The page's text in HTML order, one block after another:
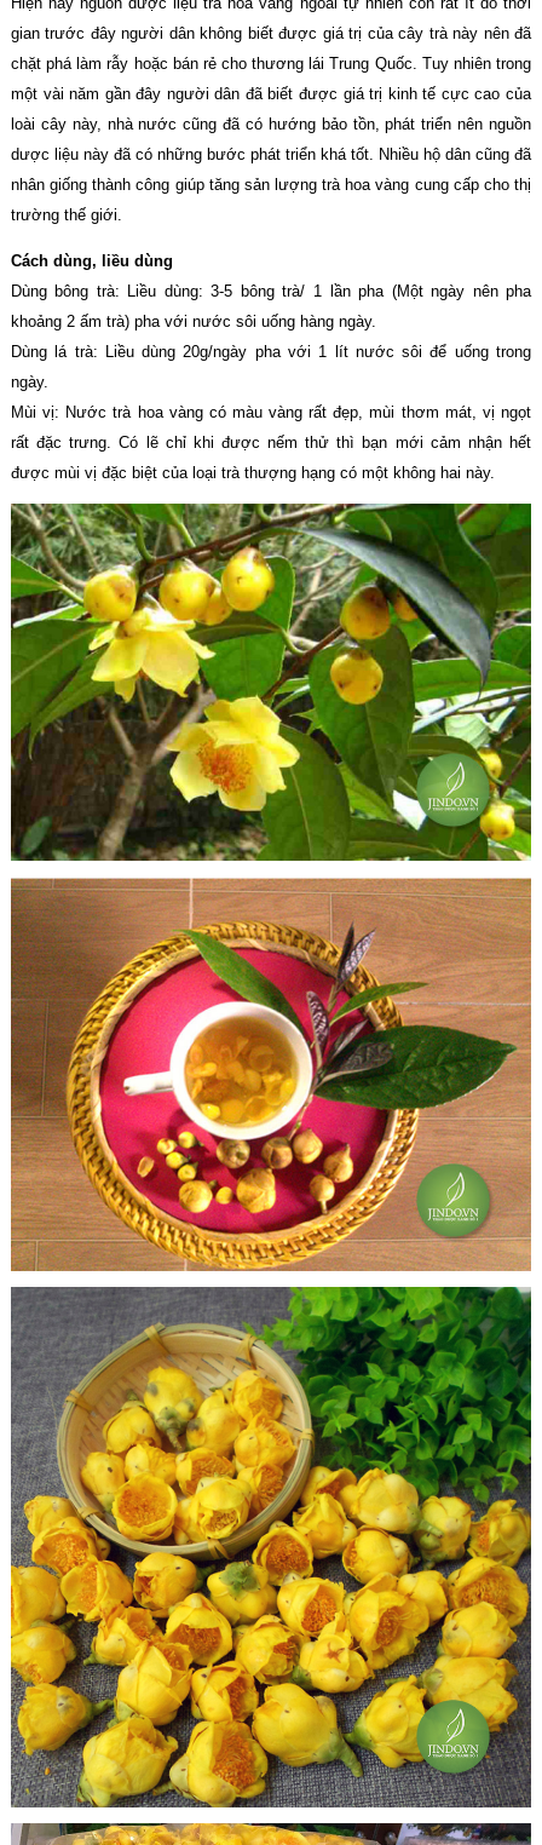
gian trước đây người dân không biết được giá trị của cây trà này nên đã
chặt phá làm rẫy hoặc bán rẻ cho thương lái Trung Quốc. Tuy nhiên trong
một vài năm gần đây người dân đã biết được giá trị kinh tế cực cao của
loài cây này, nhà nước cũng đã có hướng bảo tồn, phát triển nên nguồn
dược liệu này đã có những bước phát triển khá tốt. Nhiều hộ dân cũng đã
nhân giống thành công giúp tăng sản lượng trà hoa vàng cung cấp cho thị
trường thế giới.
Cách dùng, liều dùng
Dùng bông trà: Liều dùng: 3-5 bông trà/ 1 lần pha (Một ngày nên pha
khoảng 2 ấm trà) pha với nước sôi uống hàng ngày.
Dùng lá trà: Liều dùng 20g/ngày pha với 1 lít nước sôi để uống trong
ngày.
Mùi vị: Nước trà hoa vàng có màu vàng rất đẹp, mùi thơm mát, vị ngọt
rất đặc trưng. Có lẽ chỉ khi được nếm thử thì bạn mới cảm nhận hết
được mùi vị đặc biệt của loại trà thượng hạng có một không hai này.